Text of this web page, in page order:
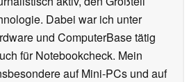
Dabei war ich unter
und ComputerBase tätig
für Notebookcheck. Mein
auf Mini-PCs und auf